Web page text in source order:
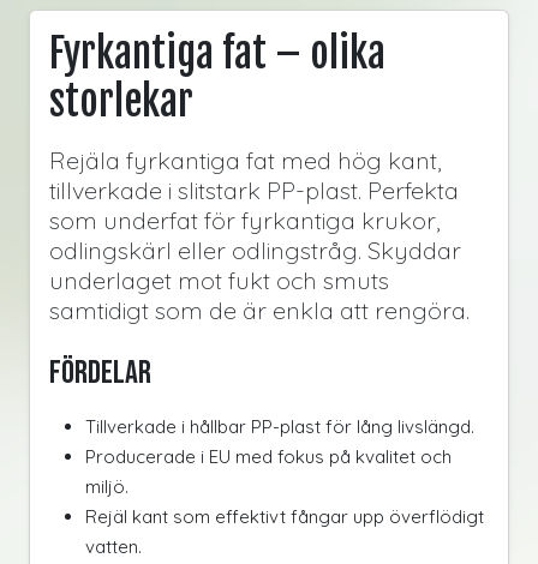
Fyrkantiga fat – olika
storlekar
Rejäla fyrkantiga fat med hög kant,
tillverkade i slitstark PP-plast. Perfekta
som underfat för fyrkantiga krukor,
odlingskärl eller odlingstråg. Skyddar
underlaget mot fukt och smuts
samtidigt som de är enkla att rengöra.
Fördelar
Tillverkade i hållbar PP-plast för lång livslängd.
Producerade i EU med fokus på kvalitet och
miljö.
Rejäl kant som effektivt fångar upp överflödigt
vatten.